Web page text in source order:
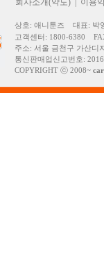
회사소개(약도) 이용
상호: 애니툰즈 대표: 박
고객센터: 1800-6380
주소: 서울 금천구 가산디
통신판매업신고번호:
COPYRIGHT ⓒ 2008~